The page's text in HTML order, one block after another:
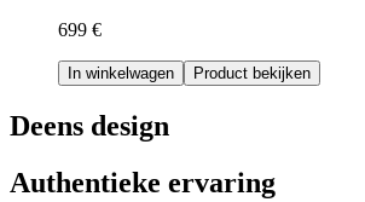
699 €
In winkelwagen Product bekijken
Deens design
Authentieke ervaring